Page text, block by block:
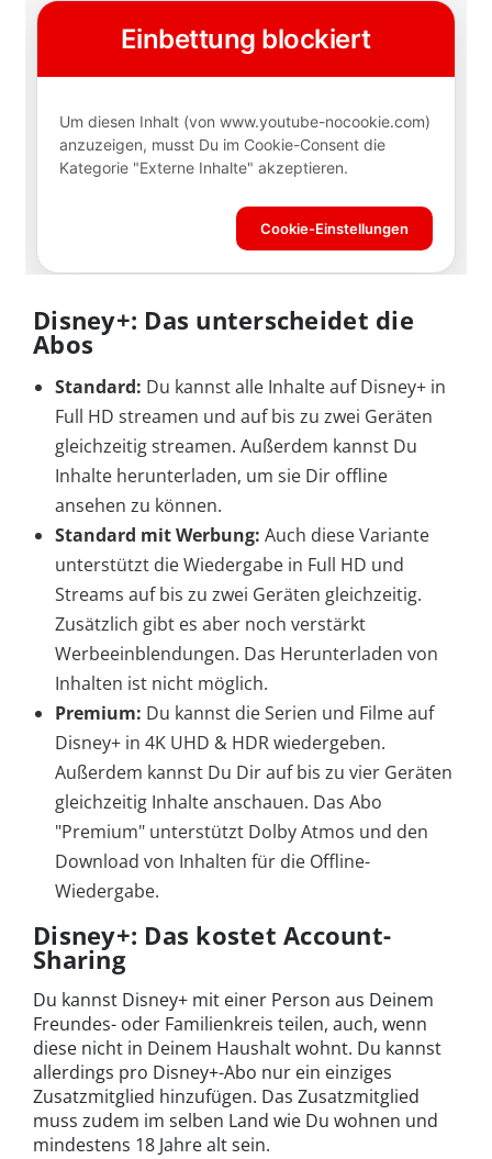
Disney+: Das unterscheidet die
Abos
Standard: Du kannst alle Inhalte auf Disney+ in
Full HD streamen und auf bis zu zwei Geräten
gleichzeitig streamen. Außerdem kannst Du
Inhalte herunterladen, um sie Dir offline
ansehen zu können.
Standard mit Werbung: Auch diese Variante
unterstützt die Wiedergabe in Full HD und
Streams auf bis zu zwei Geräten gleichzeitig.
Zusätzlich gibt es aber noch verstärkt
Werbeeinblendungen. Das Herunterladen von
Inhalten ist nicht möglich.
Premium: Du kannst die Serien und Filme auf
Disney+ in 4K UHD & HDR wiedergeben.
Außerdem kannst Du Dir auf bis zu vier Geräten
gleichzeitig Inhalte anschauen. Das Abo
"Premium" unterstützt Dolby Atmos und den
Download von Inhalten für die Offline-
Wiedergabe.
Disney+: Das kostet Account-
Sharing
Du kannst Disney+ mit einer Person aus Deinem
Freundes- oder Familienkreis teilen, auch, wenn
diese nicht in Deinem Haushalt wohnt. Du kannst
allerdings pro Disney+-Abo nur ein einziges
Zusatzmitglied hinzufügen. Das Zusatzmitglied
muss zudem im selben Land wie Du wohnen und
mindestens 18 Jahre alt sein.